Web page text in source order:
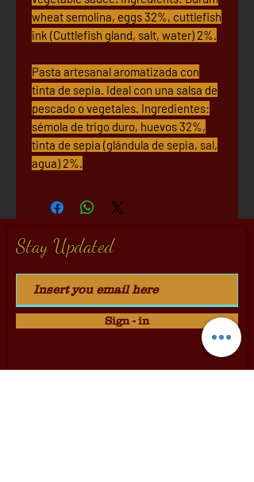
wheat semolina, eggs 32%, cuttlefish
ink (Cuttlefish gland, salt, water) 2%.
Pasta artesanal aromatizada con
tinta de sepia. Ideal con una salsa de
pescado o vegetales. Ingredientes:
sémola de trigo duro, huevos 32%,
tinta de sepia (glándula de sepia, sal,
agua) 2%.
Stay Updated
Sign - in